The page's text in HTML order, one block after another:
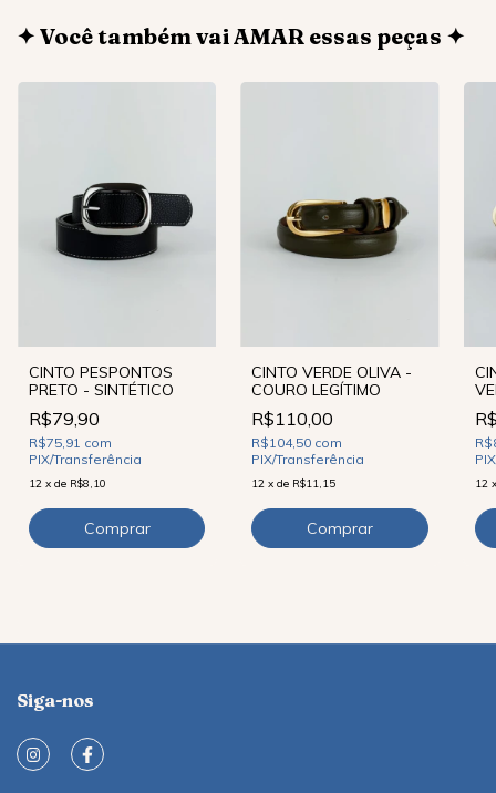
✦ Você também vai AMAR essas peças ✦
CINTO PESPONTOS
PRETO - SINTÉTICO
R$79,90
R$75,91 com
PIX/Transferência
12 x de R$8,10
CINTO VERDE OLIVA -
COURO LEGÍTIMO
R$110,00
R$104,50 com
PIX/Transferência
12 xde R$11,15 12
Siga-nos